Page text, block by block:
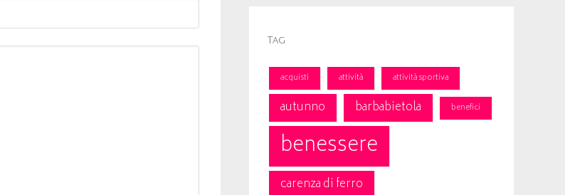
Tag
acquisti attività attività sportiva
autunno barbabietola benefici
benessere
carenza di ferro